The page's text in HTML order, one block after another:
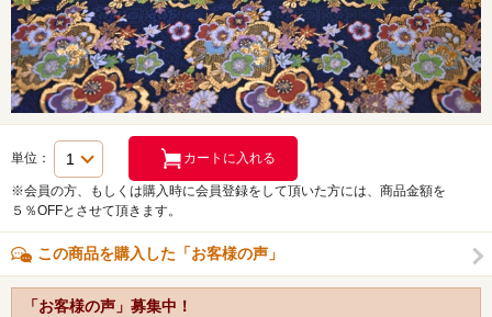
単位：
※会員の方、もしくは購入時に会員登録をして頂いた方には、商品金額を
５％OFFとさせて頂きます。
この商品を購入した「お客様の声」
「お客様の声」募集中！